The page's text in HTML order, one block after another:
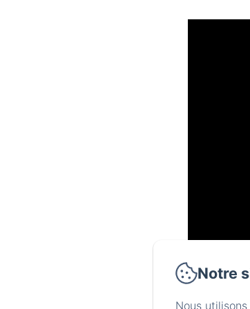
Notre
Nous